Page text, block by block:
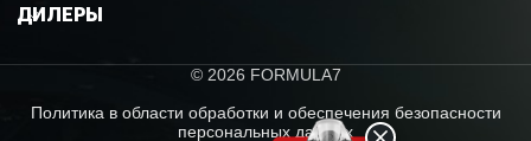
ДИЛЕРЫ
© 2026 FORMULA7
Политика в области обработки и обеспечения безопасности
персональных данных